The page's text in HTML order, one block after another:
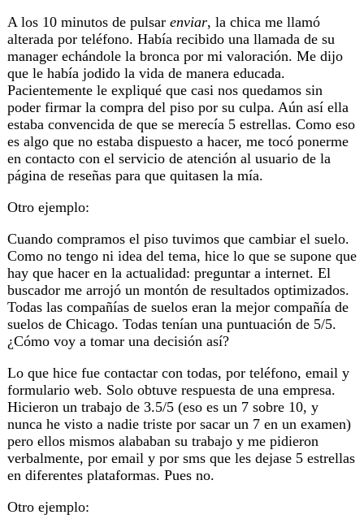
A los 10 minutos de pulsar enviar, la chica me llamó
alterada por teléfono. Había recibido una llamada de su
manager echándole la bronca por mi valoración. Me dijo
que le había jodido la vida de manera educada.
Pacientemente le expliqué que casi nos quedamos sin
poder firmar la compra del piso por su culpa. Aún así ella
estaba convencida de que se merecía 5 estrellas. Como eso
es algo que no estaba dispuesto a hacer, me tocó ponerme
en contacto con el servicio de atención al usuario de la
página de reseñas para que quitasen la mía.
Otro ejemplo:
Cuando compramos el piso tuvimos que cambiar el suelo.
Como no tengo ni idea del tema, hice lo que se supone que
hay que hacer en la actualidad: preguntar a internet. El
buscador me arrojó un montón de resultados optimizados.
Todas las compañías de suelos eran la mejor compañía de
suelos de Chicago. Todas tenían una puntuación de 5/5.
¿Cómo voy a tomar una decisión así?
Lo que hice fue contactar con todas, por teléfono, email y
formulario web. Solo obtuve respuesta de una empresa.
Hicieron un trabajo de 3.5/5 (eso es un 7 sobre 10, y
nunca he visto a nadie triste por sacar un 7 en un examen)
pero ellos mismos alababan su trabajo y me pidieron
verbalmente, por email y por sms que les dejase 5 estrellas
en diferentes plataformas. Pues no.
Otro ejemplo: